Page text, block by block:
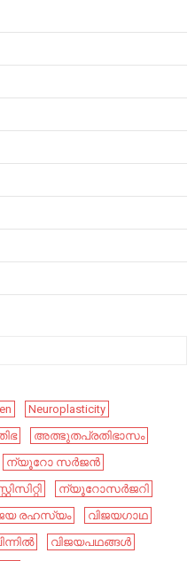
Neuroplasticity
അത്ഭുതപ്രതിഭാസം
ന്യൂറോ സർജൻ
ന്യൂറോസർജറി
രഹസ്യം
വിജയഗാഥ
വിജയപഥങ്ങൾ